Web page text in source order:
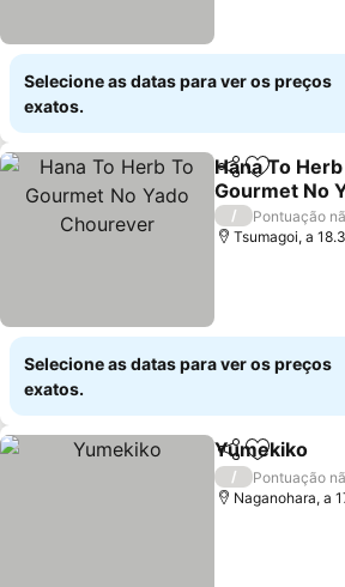
Selecione as datas para ver os preços
exatos.
PartilharAdicionar
Hana To
Gourmet No
Chourever
/
Pontuação
Tsumagoi, a
Selecione as datas para ver os preços
exatos.
PartilharAdicionar
Yumekiko
/
Pontuação
Naganohara, a